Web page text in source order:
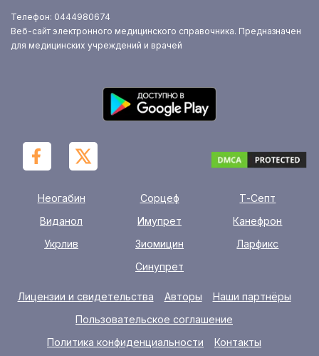
Телефон: 0444980674
Веб-сайт электронного медицинского справочника. Предназначен
для медицинских учреждений и врачей
Неогабин Сорцеф
Т-Септ
Виданол
Имупрет
Канефрон
Укрлив
Зиомицин
Ларфикс
Синупрет
Лицензии и свидетельства Авторы
Наши партнёры
Пользовательское соглашение
Политика конфиденциальности
Контакты